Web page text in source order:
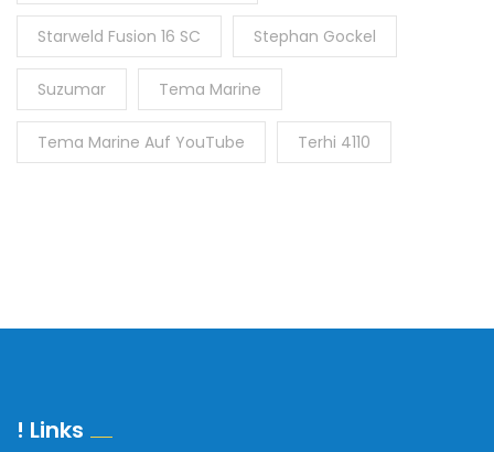
Starweld Fusion 16 SC Stephan Gockel
Suzumar Tema Marine
Tema Marine Auf YouTube Terhi 4110
! Links